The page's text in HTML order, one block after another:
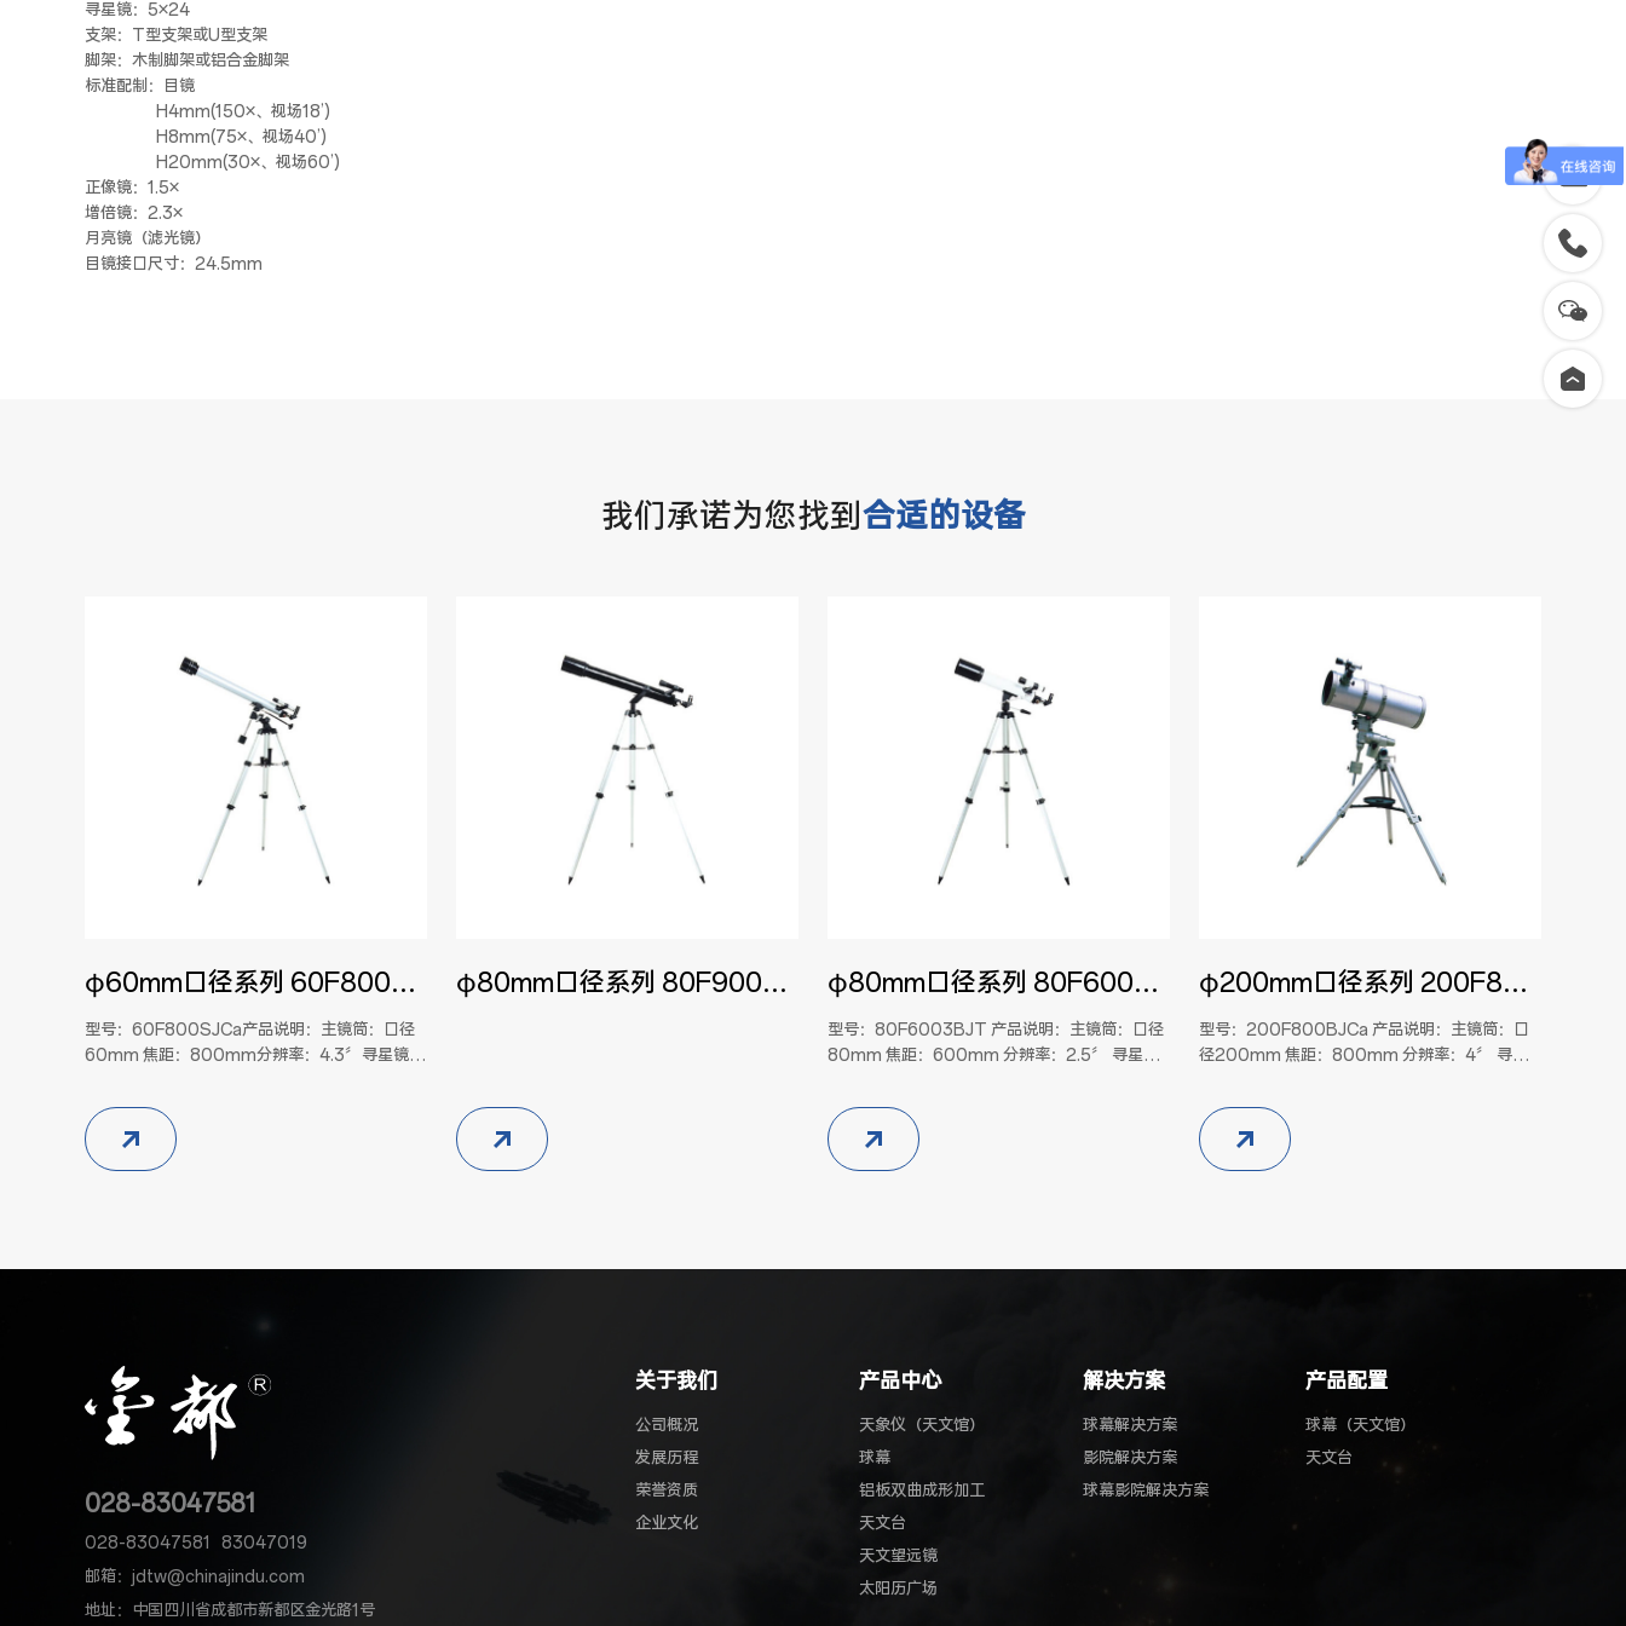
寻星镜：5×24
支架：T型支架或U型支架
脚架：木制脚架或铝合金脚架
标准配制：目镜
H4mm(150×、视场18’)
H8mm(75×、视场40’)
H20mm(30×、视场60’)
正像镜：1.5×
增倍镜：2.3×
月亮镜（滤光镜）
目镜接口尺寸：24.5mm
我们承诺为您找到合适的设备
φ60mm口径系列 60F800SJCa
型号：60F800SJCa产品说明：主镜筒：口径
60mm 焦距：800mm分辨率：4.3〞寻星镜：
金脚架标准配制：目镜
H4mm(200×、视场14’)
H8mm(100×、视场30’)
φ80mm口径系列 80F9003GLU φ80mm口径系列 80F6003BJT
型号：80F6003BJT 产品说明：主镜筒：口径
80mm 焦距：600mm 分辨率：2.5〞 寻星
制脚架或铝合金脚架 标准配制：目镜
H4mm(150×、视场18’)
H8mm(75×、视场37’)
φ200mm口径系列 200F800BJCa
型号：200F800BJCa 产品说明：主镜筒：口
径200mm 焦距：800mm 分辨率：4〞 寻星
脚架或铝合金脚架 标准配制：目镜
PL12.5mm(125×、视场20’)
PL25mm(50×、视场45) 正像镜1.5× 增倍镜
028-83047581
028-83047581
83047019
邮箱：jdtw@chinajindu.com
地址：中国四川省成都市新都区金光路1号
关于我们
公司概况
发展历程
荣誉资质
企业文化
产品中心
天象仪（天文馆）
球幕
铝板双曲成形加工
天文台
天文望远镜
太阳历广场
解决方案
球幕解决方案
影院解决方案
球幕影院解决方案
产品配置
球幕（天文馆）
天文台